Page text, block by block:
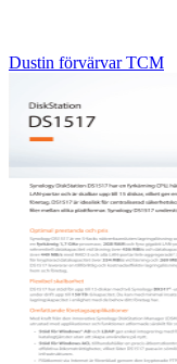
Dustin förvärvar TCM